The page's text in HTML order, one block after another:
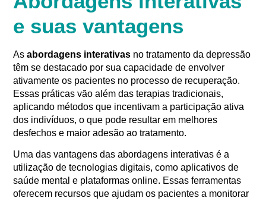
e suas vantagens
Asabordagens interativas no tratamento da depressão
têm se destacado por sua capacidade de envolver
ativamente os pacientes no processo de recuperação.
Essas práticas vão além das terapias tradicionais,
aplicando métodos que incentivam a participação ativa
dos indivíduos, o que pode resultar em melhores
desfechos e maior adesão ao tratamento.
Uma das vantagens das abordagens interativas é a
utilização de tecnologias digitais, como aplicativos de
saúde mental e plataformas online. Essas ferramentas
oferecem recursos que ajudam os pacientes a monitorar